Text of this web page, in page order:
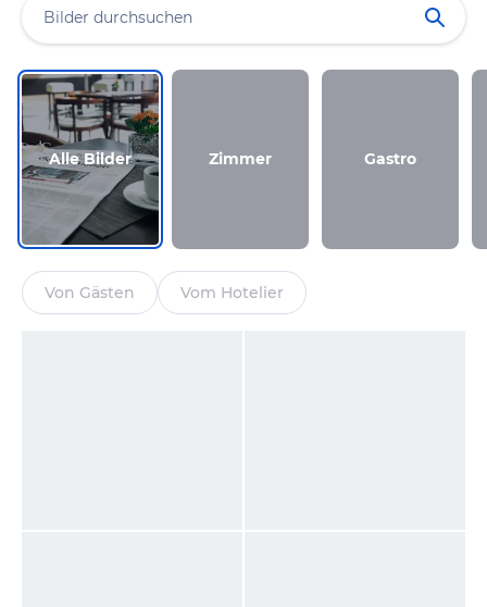
Alle Bilder Zimmer Gastro
Von Gästen Vom Hotelier